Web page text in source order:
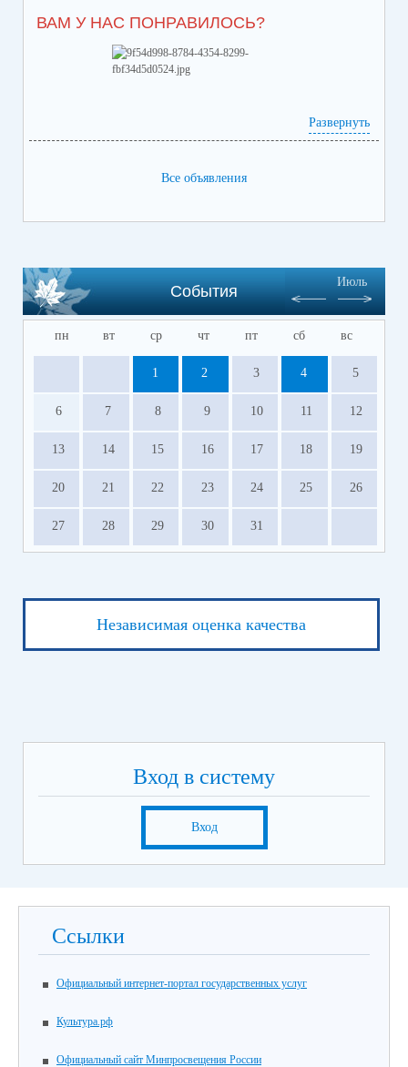
ВАМ У НАС ПОНРАВИЛОСЬ?
Развернуть
Все объявления
События
Июль
пн вт ср чт пт сб вс
1 2 3 4 5
6 7 8 9 10 11 12
13 14 15 16 17 18 19
20 21 22 23 24 25 26
27 28 29 30 31
Независимая оценка качества
Вход в систему
Вход
Ссылки
Официальный интернет-портал государственных услуг
Культура.рф
Официальный сайт Минпросвещения России